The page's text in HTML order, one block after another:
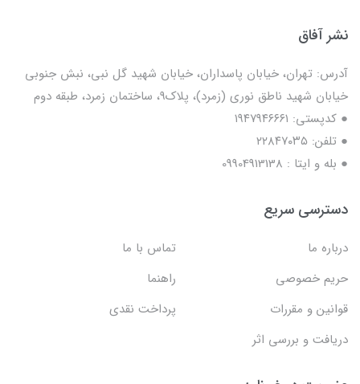
نشر آفاق
آدرس: تهران، خیابان پاسداران، خیابان شهید گل نبی، نبش جنوبی
خیابان شهید ناطق نوری (زمرد)، پلاک9، ساختمان زمرد، طبقه دوم
● کدپستی: ۱۹۴۷۹۴۶۶۶۱
● تلفن: ٢٢٨۴٧۰۳۵
● بله و ایتا : 09904913138
دسترسی سریع
درباره ما
تماس با ما
حریم خصوصی
راهنما
قوانین و مقررات
پرداخت نقدی
دریافت و بررسی اثر